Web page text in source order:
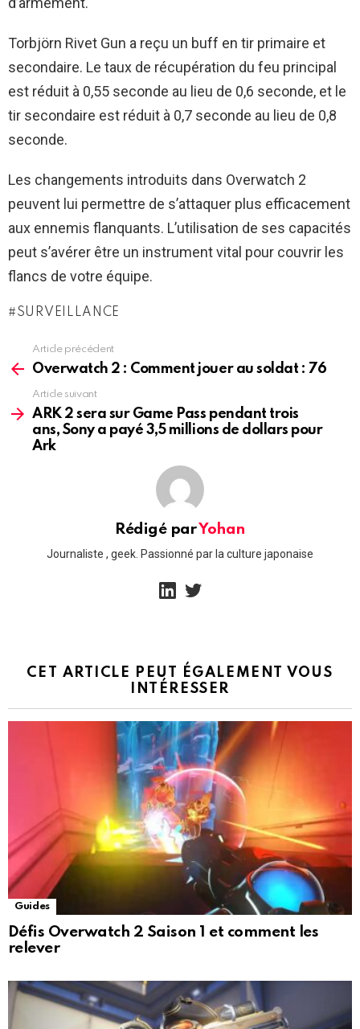
Torbjörn Rivet Gun a reçu un buff en tir primaire et
secondaire. Le taux de récupération du feu principal
est réduit à 0,55 seconde au lieu de 0,6 seconde, et le
tir secondaire est réduit à 0,7 seconde au lieu de 0,8
seconde.
Les changements introduits dans Overwatch 2
peuvent lui permettre de s’attaquer plus efficacement
aux ennemis flanquants. L’utilisation de ses capacités
peut s’avérer être un instrument vital pour couvrir les
flancs de votre équipe.
SURVEILLANCE
more
Article précédent
Overwatch 2 : Comment jouer au soldat : ​​76
Article suivant
ARK 2 sera sur Game Pass pendant trois
ans, Sony a payé 3,5 millions de dollars pour
Ark
Rédigé parYohan
Journaliste , geek. Passionné par la culture japonaise
linkedin
CET ARTICLE PEUT ÉGALEMENT VOUS
INTÉRESSER
Guides
Défis Overwatch 2 Saison 1 et comment les
relever